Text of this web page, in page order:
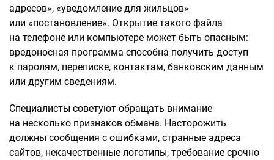
адресов», «уведомление для жильцов»
или «постановление». Открытие такого файла
на телефоне или компьютере может быть опасным:
вредоносная программа способна получить доступ
к паролям, переписке, контактам, банковским данным
или другим сведениям.
Специалисты советуют обращать внимание
на несколько признаков обмана. Насторожить
должны сообщения с ошибками, странные адреса
сайтов, некачественные логотипы, требование срочно